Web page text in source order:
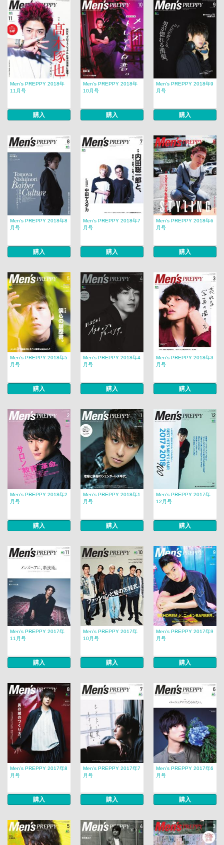
Men’s PREPPY 2018年
11月号
購入
Men’s PREPPY 2018年
10月号
購入
Men’s PREPPY 2018年9
月号
購入
Men’s PREPPY 2018年8
月号
購入
Men’s PREPPY 2018年7
月号
購入
Men’s PREPPY 2018年6
月号
購入
Men’s PREPPY 2018年5
月号
購入
Men’s PREPPY 2018年4
月号
購入
Men’s PREPPY 2018年3
月号
購入
Men’s PREPPY 2018年2
月号
購入
Men’s PREPPY 2018年1
月号
購入
Men’s PREPPY 2017年
12月号
購入
Men’s PREPPY 2017年
11月号
購入
Men’s PREPPY 2017年
10月号
購入
Men’s PREPPY 2017年9
月号
購入
Men’s PREPPY 2017年8
月号
購入
Men’s PREPPY 2017年7
月号
購入
Men’s PREPPY 2017年6
月号
購入